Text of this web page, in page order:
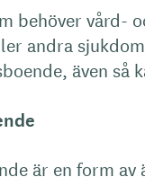
behöver vård-
andra
även så
är en form